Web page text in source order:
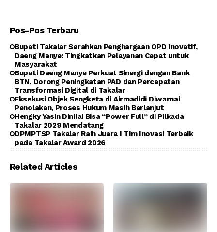
Pos-Pos Terbaru
Bupati Takalar Serahkan Penghargaan OPD Inovatif,
Daeng Manye: Tingkatkan Pelayanan Cepat untuk
Masyarakat
Bupati Daeng Manye Perkuat Sinergi dengan Bank
BTN, Dorong Peningkatan PAD dan Percepatan
Transformasi Digital di Takalar
Eksekusi Objek Sengketa di Airmadidi Diwarnai
Penolakan, Proses Hukum Masih Berlanjut
Hengky Yasin Dinilai Bisa “Power Full” di Pilkada
Takalar 2029 Mendatang
DPMPTSP Takalar Raih Juara I Tim Inovasi Terbaik
pada Takalar Award 2026
Related Articles